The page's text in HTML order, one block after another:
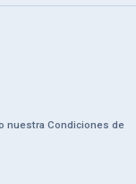
nuestra Condiciones de